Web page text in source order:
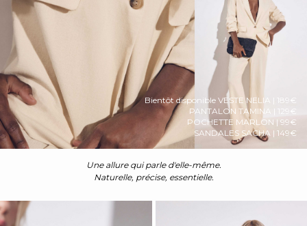
Bientôt disponible VESTE NELIA | 189€
PANTALON TAMINA | 129€
POCHETTE MARLON | 99€
SANDALES SACHA | 149€
Une allure qui parle d'elle-même.
Naturelle, précise, essentielle.